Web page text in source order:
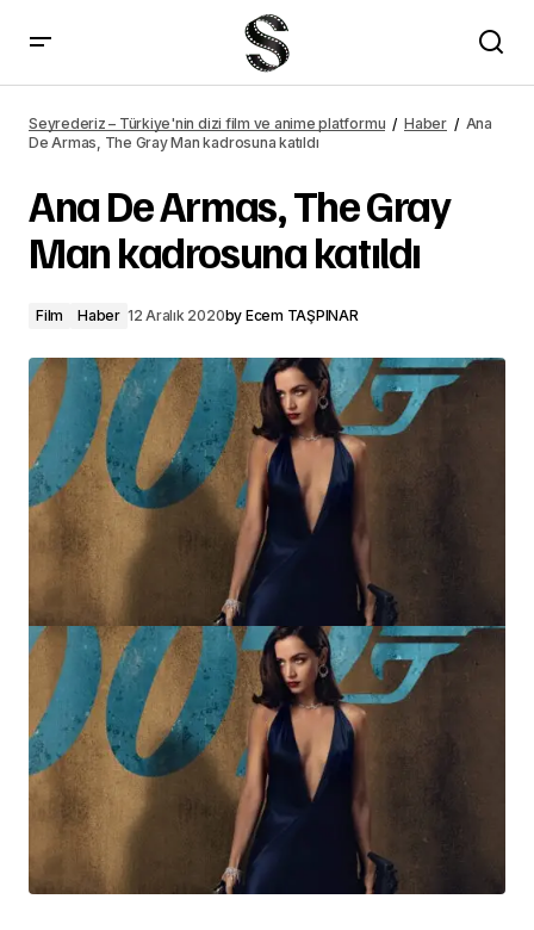
Seyrederiz – Türkiye'nin dizi film ve anime platformu Haber
Ana
De Armas, The Gray Man kadrosuna katıldı
Ana De Armas, The Gray
Man kadrosuna katıldı
Film Haber 12 Aralık 2020by Ecem TAŞPINAR